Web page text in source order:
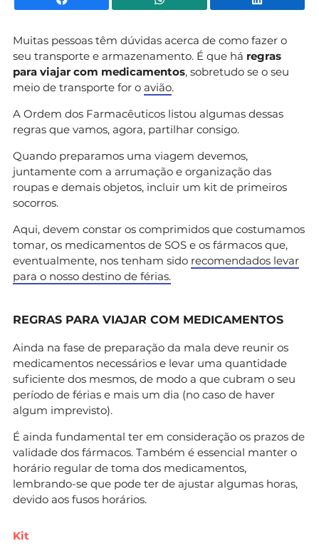
Muitas pessoas têm dúvidas acerca de como fazer o
seu transporte e armazenamento. É que há regras
para viajar com medicamentos, sobretudo se o seu
meio de transporte for o avião.
A Ordem dos Farmacêuticos listou algumas dessas
regras que vamos, agora, partilhar consigo.
Quando preparamos uma viagem devemos,
juntamente com a arrumação e organização das
roupas e demais objetos, incluir um kit de primeiros
socorros.
Aqui, devem constar os comprimidos que costumamos
tomar, os medicamentos de SOS e os fármacos que,
eventualmente, nos tenham sido recomendados levar
para o nosso destino de férias.
REGRAS PARA VIAJAR COM MEDICAMENTOS
Ainda na fase de preparação da mala deve reunir os
medicamentos necessários e levar uma quantidade
suficiente dos mesmos, de modo a que cubram o seu
período de férias e mais um dia (no caso de haver
algum imprevisto).
É ainda fundamental ter em consideração os prazos de
validade dos fármacos. Também é essencial manter o
horário regular de toma dos medicamentos,
lembrando-se que pode ter de ajustar algumas horas,
devido aos fusos horários.
Kit